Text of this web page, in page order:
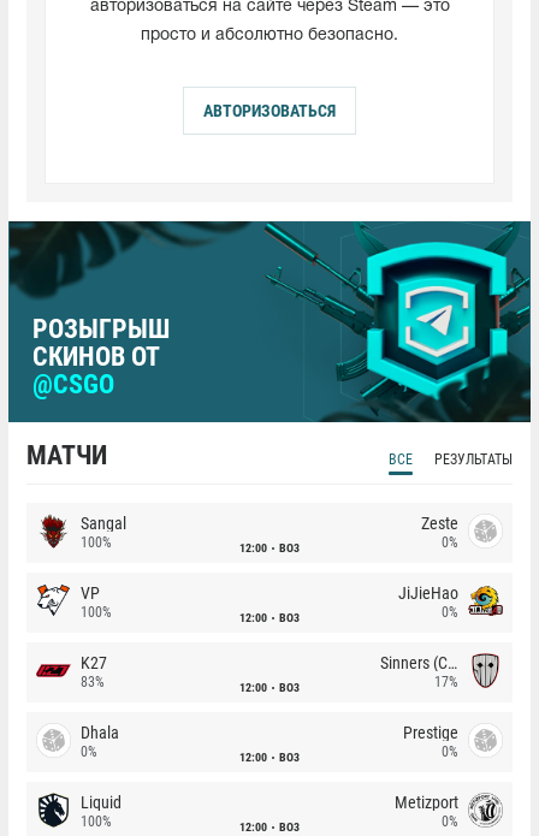
авторизоваться на сайте через Steam — это
просто и абсолютно безопасно.
АВТОРИЗОВАТЬСЯ
РОЗЫГРЫШ
СКИНОВ ОТ
@CSGO
МАТЧИ ВСЕ РЕЗУЛЬТАТЫ
Sangal
100% 12:00 BO3
Zeste
0%
VP
100% 12:00 BO3
JiJieHao
0%
K27
83% 12:00 BO3
Sinners (CZ)
17%
Dhala
0% 12:00 BO3
Prestige
0%
Liquid
100% 12:00 BO3
Metizport
0%